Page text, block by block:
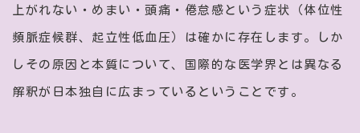
上がれない・めまい・頭痛・倦怠感という症状（体位性
頻脈症候群、起立性低血圧）は確かに存在します。しか
しその原因と本質について、国際的な医学界とは異なる
解釈が日本独自に広まっているということです。